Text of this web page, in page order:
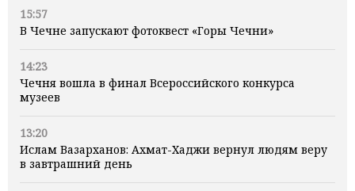
15:57
В Чечне запускают фотоквест «Горы Чечни»
14:23
Чечня вошла в финал Всероссийского конкурса
музеев
13:20
Ислам Вазарханов: Ахмат-Хаджи вернул людям веру
в завтрашний день